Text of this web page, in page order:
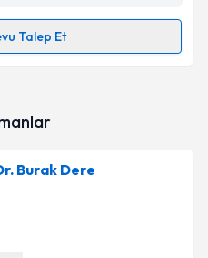
Talep Et
bu uzmandan randevu
Burak Dere